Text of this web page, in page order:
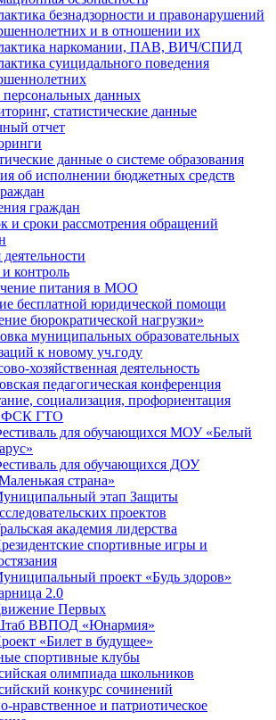
безнадзорности и правонарушений
и в отношении их
наркомании, ПАВ, ВИЧ/СПИД
суицидального поведения
персональных данных
статистические данные
отчет
данные о системе образования
об исполнении бюджетных средств
граждан
и сроки рассмотрения обращений
контроль
питания в МОО
бесплатной юридической помощи
бюрократической нагрузки»
муниципальных образовательных
к новому уч.году
хозяйственная деятельность
педагогическая конференция
социализация, профориентация
ГТО
для обучающихся МОУ «Белый
для обучающихся ДОУ
страна»
этап Защиты
проектов
академия лидерства
спортивные игры и
проект «Будь здоров»
2.0
Первых
ВВПОД «Юнармия»
«Билет в будущее»
спортивные клубы
олимпиада школьников
конкурс сочинений
нравственное и патриотическое